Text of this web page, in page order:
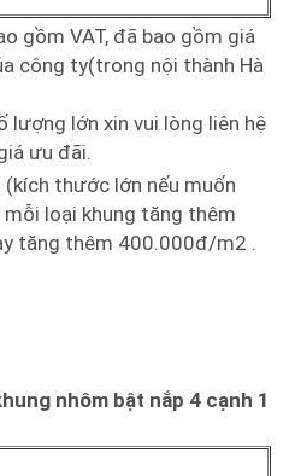
gồm VAT, đã bao gồm giá
công ty(trong nội thành Hà
lượng lớn xin vui lòng liên hệ
ưu đãi.
thước lớn nếu muốn
loại khung tăng thêm
tăng thêm 400.000đ/m2 .
nhôm bật nắp 4 cạnh 1